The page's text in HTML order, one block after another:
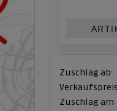
Zuschlag ab:
Zuschlag am: